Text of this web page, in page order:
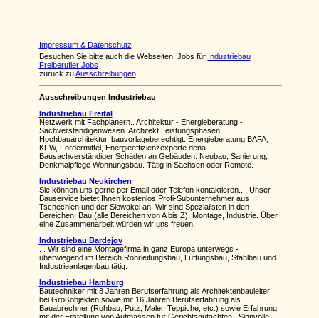
Impressum & Datenschutz
Besuchen Sie bitte auch die Webseiten: Jobs für Industriebau
Freiberufler Jobs
zurück zuAusschreibungen
Ausschreibungen Industriebau
Industriebau Freital
Netzwerk mit Fachplanern.. Architektur - Energieberatung -
Sachverständigenwesen. Architekt Leistungsphasen
Hochbauarchitektur, bauvorlageberechtigt. Energieberatung BAFA,
KFW, Fördermittel, Energieeffizienzexperte dena.
Bausachverständiger Schäden an Gebäuden. Neubau, Sanierung,
Denkmalpflege Wohnungsbau. Tätig in Sachsen oder Remote.
Industriebau Neukirchen
Sie können uns gerne per Email oder Telefon kontaktieren.. . Unser
Bauservice bietet Ihnen kostenlos Profi-Subunternehmer aus
Tschechien und der Slowakei an. Wir sind Spezialisten in den
Bereichen: Bau (alle Bereichen von A bis Z), Montage, Industrie. Über
eine Zusammenarbeit würden wir uns freuen.
Industriebau Bardejov
. . Wir sind eine Montagefirma in ganz Europa unterwegs -
überwiegend im Bereich Rohrleitungsbau, Lüftungsbau, Stahlbau und
Industrieanlagenbau tätig.
Industriebau Hamburg
Bautechniker mit 8 Jahren Berufserfahrung als Architektenbauleiter
bei Großobjekten sowie mit 16 Jahren Berufserfahrung als
Bauabrechner (Rohbau, Putz, Maler, Teppiche, etc.) sowie Erfahrung